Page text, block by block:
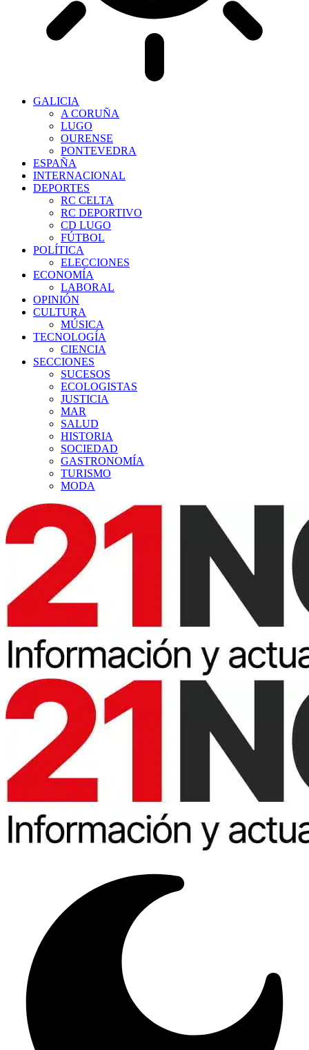
GALICIA
A CORUÑA
LUGO
OURENSE
PONTEVEDRA
ESPAÑA
INTERNACIONAL
DEPORTES
RC CELTA
RC DEPORTIVO
CD LUGO
FÚTBOL
POLÍTICA
ELECCIONES
ECONOMÍA
LABORAL
OPINIÓN
CULTURA
MÚSICA
TECNOLOGÍA
CIENCIA
SECCIONES
SUCESOS
ECOLOGISTAS
JUSTICIA
MAR
SALUD
HISTORIA
SOCIEDAD
GASTRONOMÍA
TURISMO
MODA